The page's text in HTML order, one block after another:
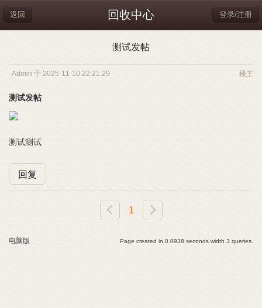
回收中心
返回 登录/注册
测试发帖
楼主
Admin 于 2025-11-10 22:21:29
测试发帖
测试测试
回复
1
电脑版 Page created in 0.0938 seconds width 3 queries.